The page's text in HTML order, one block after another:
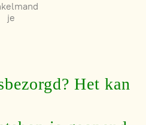
je
Het kan